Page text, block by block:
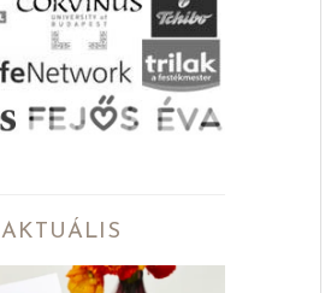
AKTUÁLIS